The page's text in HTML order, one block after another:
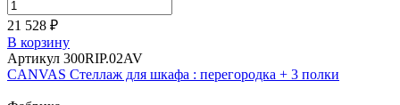
21 528 ₽
В корзину
Артикул 300RIP.02AV
CANVAS Стеллаж для шкафа : перегородка + 3 полки